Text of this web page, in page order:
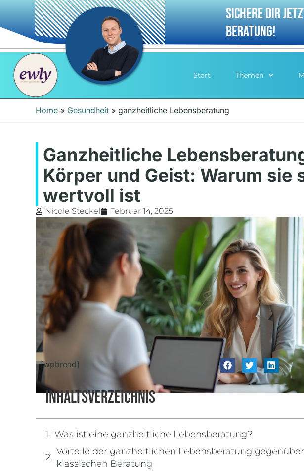
Start Themen
Home » Gesundheit » ganzheitliche Lebensberatung
Ganzheitliche
Körper und Geist: Warum sie
wertvoll ist
Nicole Steckel Februar 14, 2025
[wpbread]
Inhaltsverzeichnis
Was ist eine ganzheitliche Lebensberatung?
Vorteile der ganzheitlichen Lebensberatung
klassischen Beratung
sichere dir
Beratung!